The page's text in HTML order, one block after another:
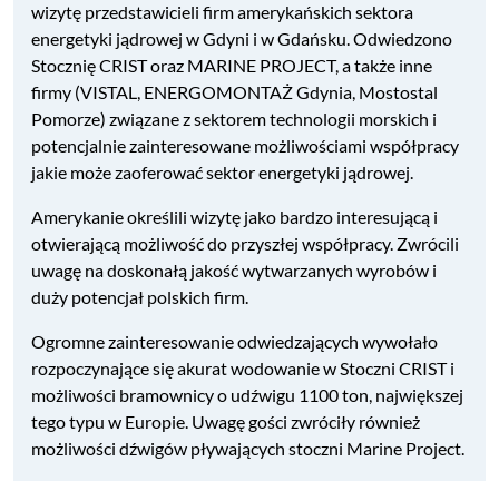
wizytę przedstawicieli firm amerykańskich sektora
energetyki jądrowej w Gdyni i w Gdańsku. Odwiedzono
Stocznię CRIST oraz MARINE PROJECT, a także inne
firmy (VISTAL, ENERGOMONTAŻ Gdynia, Mostostal
Pomorze) związane z sektorem technologii morskich i
potencjalnie zainteresowane możliwościami współpracy
jakie może zaoferować sektor energetyki jądrowej.
Amerykanie określili wizytę jako bardzo interesującą i
otwierającą możliwość do przyszłej współpracy. Zwrócili
uwagę na doskonałą jakość wytwarzanych wyrobów i
duży potencjał polskich firm.
Ogromne zainteresowanie odwiedzających wywołało
rozpoczynające się akurat wodowanie w Stoczni CRIST i
możliwości bramownicy o udźwigu 1100 ton, największej
tego typu w Europie. Uwagę gości zwróciły również
możliwości dźwigów pływających stoczni Marine Project.